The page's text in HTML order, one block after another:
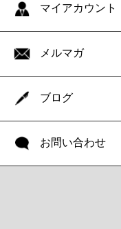
マイアカウント
メルマガ
ブログ
お問い合わせ